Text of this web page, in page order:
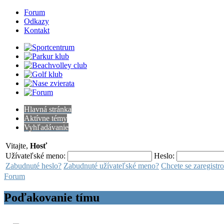
Forum
Odkazy
Kontakt
Hlavná stránka
Aktívne témy
Vyhľadávanie
Vitajte, Hosť
Užívateľské meno:
Heslo:
Zabudnuté heslo? Zabudnuté užívateľské meno? Chcete se
Forum
Poďakovanie tímu